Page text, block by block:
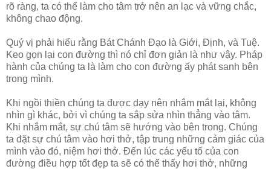
rõ ràng, ta có thể làm cho tâm trở nên an lạc và vững chắc,
không chao động.
Quý vị phải hiểu rằng Bát Chánh Đạo là Giới, Định, và Tuệ.
Keo gọn lại con đường thì nó chỉ đơn giản là như vậy. Pháp
hành của chúng ta là làm cho con đường ấy phát sanh bên
trong mình.
Khi ngồi thiền chúng ta được dạy nên nhắm mắt lại, không
nhìn gì khác, bởi vì chúng ta sắp sửa nhìn thẳng vào tâm.
Khi nhắm mắt, sự chú tâm sẽ hướng vào bên trong. Chúng
ta đặt sự chú tâm vào hơi thở, tập trung những cảm giác của
mình vào đó, niệm hơi thở. Đến lúc các yếu tố của con
đường điều hợp tốt đẹp ta sẽ có thể thấy hơi thở, những